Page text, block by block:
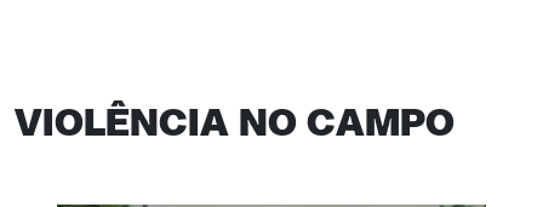
VIOLÊNCIA NO CAMPO